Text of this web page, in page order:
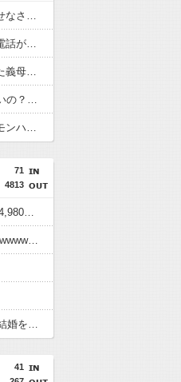
祖母から「心配をかけたお詫びもかねて顔を見せなさい」と言われた。父に行こうと促された母が「今後祖母と会うのは棺に入った葬式の席のみ」と…
便座の暖房を使って切り忘れたみたいで妻から電話がきた。「あれ程便座の暖房を使うなと言ったのに！もう貴方の事は信用出来ない！」と…
義母との同居案が出た。返答に詰まった私を見た義母が「一緒に暮らさなくていい」と言ったのに夫が納得しないんだけど…
結婚したいと悩む40代親戚に「どんな女性がいいの？」と聞いたら「相手は誰でもいい」と言うのに年齢や仕事、学歴など条件はかなり厳しかった。
モンハン禁止中の夫が「残業」と偽って会社でモンハンをしていた。夫の事は根では尊敬しているけど、ちょっと懲らしめたい。
71
4813
【画像】瞬間-26℃冷却のベルトファンが今なら4,980円www
大学生ワイ、株で大儲けwwwwwwwwwwwwwwwwwwwwwwww
【麻雀/声優】声優でMリーガー・伊達朱里紗、結婚を発表「感謝の気持ちを忘れず活動してまいります」
41